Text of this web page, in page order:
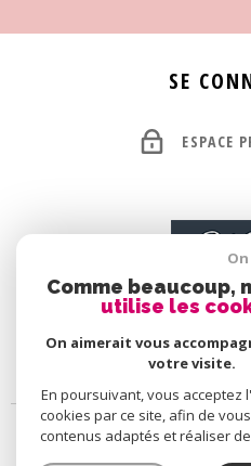
SE
ESPACE
Comme beaucoup,
utilise les
On aimerait vous
votre visite.
En poursuivant, vous acceptez
cookies par ce site, afin de
contenus adaptés et réaliser